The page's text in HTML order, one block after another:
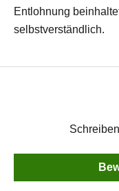
Entlohnung
selbstverständlich.